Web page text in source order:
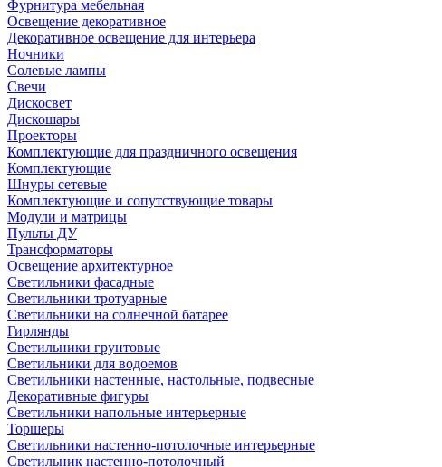
Фурнитура мебельная
Освещение декоративное
Декоративное освещение для интерьера
Ночники
Солевые лампы
Свечи
Дискосвет
Дискошары
Проекторы
Комплектующие для праздничного освещения
Комплектующие
Шнуры сетевые
Комплектующие и сопутствующие товары
Модули и матрицы
Пульты ДУ
Трансформаторы
Освещение архитектурное
Светильники фасадные
Светильники тротуарные
Светильники на солнечной батарее
Гирлянды
Светильники грунтовые
Светильники для водоемов
Светильники настенные, настольные, подвесные
Декоративные фигуры
Светильники напольные интерьерные
Торшеры
Светильники настенно-потолочные интерьерные
Светильник настенно-потолочный